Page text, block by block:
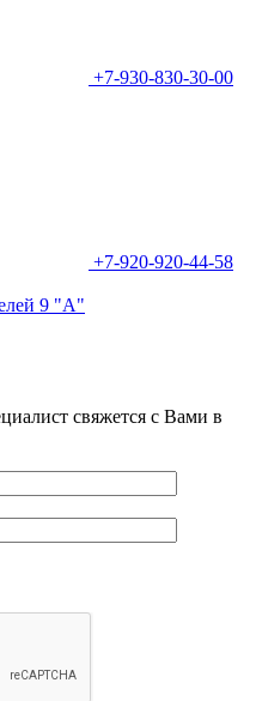
+7-930-830-30-00
+7-920-920-44-58
9 "А"
свяжется с Вами в